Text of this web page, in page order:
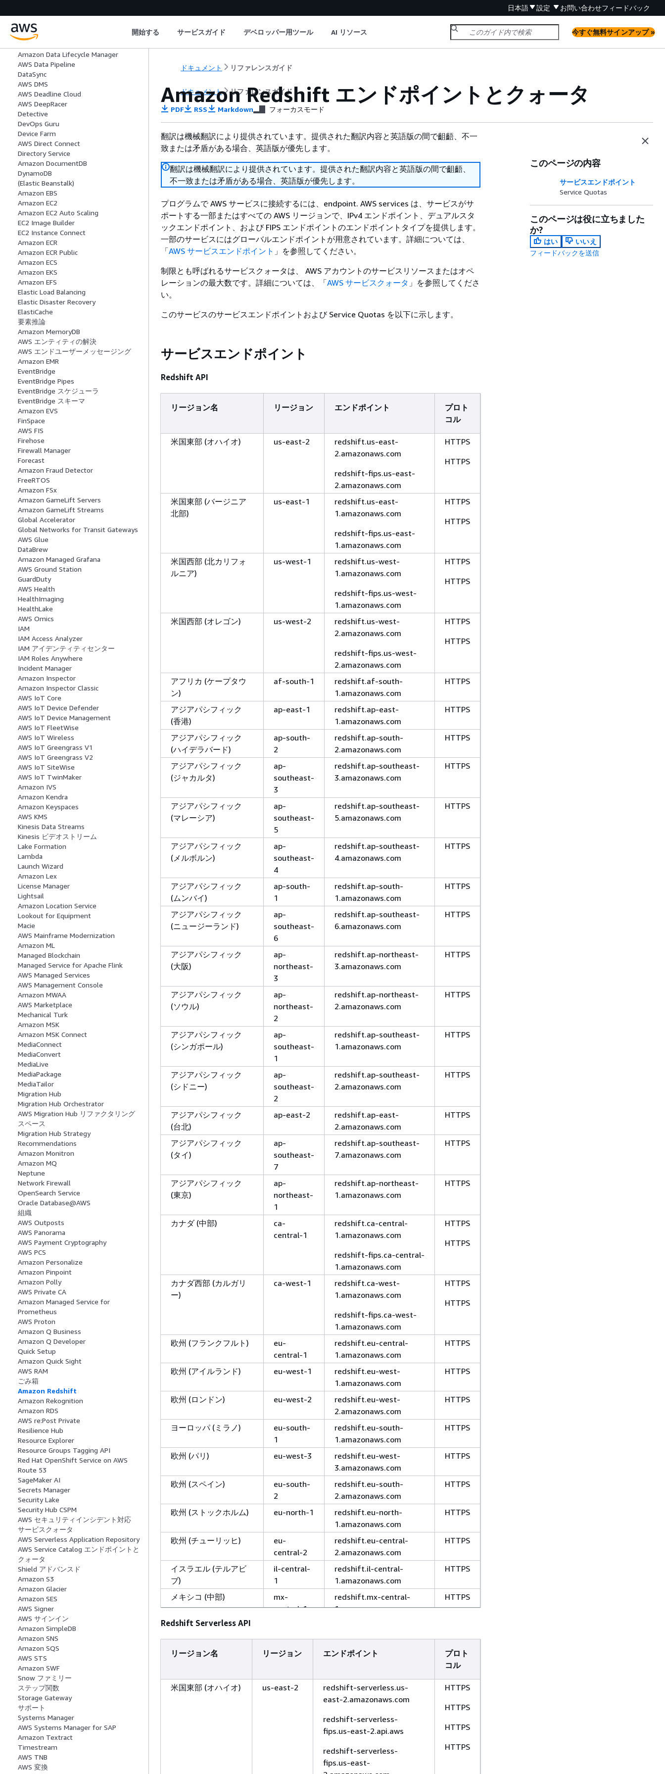
日本語 設定 お問い合わせフィードバック
開始する サービスガイド デベロッパー用ツール AI リソース 今すぐ無料サインアップ »
接続ヘルス
AWS Control Tower
AWS データ交換
Amazon Data Lifecycle Manager
AWS Data Pipeline
DataSync
AWS DMS
AWS Deadline Cloud
AWS DeepRacer
Detective
DevOps Guru
Device Farm
AWS Direct Connect
Directory Service
Amazon DocumentDB
DynamoDB
(Elastic Beanstalk)
Amazon EBS
Amazon EC2
Amazon EC2 Auto Scaling
EC2 Image Builder
EC2 Instance Connect
Amazon ECR
Amazon ECR Public
Amazon ECS
Amazon EKS
Amazon EFS
Elastic Load Balancing
Elastic Disaster Recovery
ElastiCache
要素推論
Amazon MemoryDB
AWS エンティティの解決
AWS エンドユーザーメッセージング
Amazon EMR
EventBridge
EventBridge Pipes
EventBridge スケジューラ
EventBridge スキーマ
Amazon EVS
FinSpace
AWS FIS
Firehose
Firewall Manager
Forecast
Amazon Fraud Detector
FreeRTOS
Amazon FSx
Amazon GameLift Servers
Amazon GameLift Streams
Global Accelerator
Global Networks for Transit Gateways
AWS Glue
DataBrew
Amazon Managed Grafana
AWS Ground Station
GuardDuty
AWS Health
HealthImaging
HealthLake
AWS Omics
IAM
IAM Access Analyzer
IAM アイデンティティセンター
IAM Roles Anywhere
Incident Manager
Amazon Inspector
Amazon Inspector Classic
AWS IoT Core
AWS IoT Device Defender
AWS IoT Device Management
AWS IoT FleetWise
AWS IoT Wireless
AWS IoT Greengrass V1
AWS IoT Greengrass V2
AWS IoT SiteWise
AWS IoT TwinMaker
Amazon IVS
Amazon Kendra
Amazon Keyspaces
AWS KMS
Kinesis Data Streams
Kinesis ビデオストリーム
Lake Formation
Lambda
Launch Wizard
Amazon Lex
License Manager
Lightsail
Amazon Location Service
Lookout for Equipment
Macie
AWS Mainframe Modernization
Amazon ML
Managed Blockchain
Managed Service for Apache Flink
AWS Managed Services
AWS Management Console
Amazon MWAA
AWS Marketplace
Mechanical Turk
Amazon MSK
Amazon MSK Connect
MediaConnect
MediaConvert
MediaLive
MediaPackage
MediaTailor
Migration Hub
Migration Hub Orchestrator
AWS Migration Hub リファクタリング
スペース
Migration Hub Strategy
Recommendations
Amazon Monitron
Amazon MQ
Neptune
Network Firewall
OpenSearch Service
Oracle Database@AWS
組織
AWS Outposts
AWS Panorama
AWS Payment Cryptography
AWS PCS
Amazon Personalize
Amazon Pinpoint
Amazon Polly
AWS Private CA
Amazon Managed Service for
Prometheus
AWS Proton
Amazon Q Business
Amazon Q Developer
Quick Setup
Amazon Quick Sight
AWS RAM
ごみ箱
Amazon Redshift
Amazon Rekognition
Amazon RDS
AWS re:Post Private
Resilience Hub
Resource Explorer
Resource Groups Tagging API
Red Hat OpenShift Service on AWS
Route 53
SageMaker AI
Secrets Manager
Security Lake
Security Hub CSPM
AWS セキュリティインシデント対応
サービスクォータ
AWS Serverless Application Repository
AWS Service Catalog エンドポイントと
クォータ
Shield アドバンスド
Amazon S3
Amazon Glacier
Amazon SES
AWS Signer
AWS サインイン
Amazon SimpleDB
Amazon SNS
Amazon SQS
AWS STS
Amazon SWF
Snow ファミリー
ステップ関数
Storage Gateway
サポート
Systems Manager
AWS Systems Manager for SAP
Amazon Textract
Timestream
AWS TNB
AWS 変換
ドキュメント リファレンスガイド
ドキュメント リファレンスガイド
Amazon Redshift エンドポイントとクォータ
PDF RSS Markdown フォーカスモード
翻訳は機械翻訳により提供されています。提供された翻訳内容と英語版の間で齟齬、不一
致または矛盾がある場合、英語版が優先します。
翻訳は機械翻訳により提供されています。提供された翻訳内容と英語版の間で齟齬、
不一致または矛盾がある場合、英語版が優先します。
プログラムで AWS サービスに接続するには、endpoint. AWS services は、サービスがサ
ポートする一部またはすべての AWS リージョンで、IPv4 エンドポイント、デュアルスタ
ックエンドポイント、および FIPS エンドポイントのエンドポイントタイプを提供します。
一部のサービスにはグローバルエンドポイントが用意されています。詳細については、
「AWS サービスエンドポイント 」を参照してください。
制限とも呼ばれるサービスクォータは、 AWS アカウントのサービスリソースまたはオペ
レーションの最大数です。詳細については、「AWS サービスクォータ 」を参照してくださ
い。
このサービスのサービスエンドポイントおよび Service Quotas を以下に示します。
サービスエンドポイント
Redshift API
リージョン名 リージョン エンドポイント
プロト
コル
米国東部 (オハイオ) us-east-2
redshift.us-east-
2.amazonaws.com
redshift-fips.us-east-
2.amazonaws.com
HTTPS
HTTPS
米国東部 (バージニア
北部)
us-east-1
redshift.us-east-
1.amazonaws.com
redshift-fips.us-east-
1.amazonaws.com
HTTPS
HTTPS
米国西部 (北カリフォ
ルニア)
us-west-1
redshift.us-west-
1.amazonaws.com
redshift-fips.us-west-
1.amazonaws.com
HTTPS
HTTPS
米国西部 (オレゴン) us-west-2
redshift.us-west-
2.amazonaws.com
redshift-fips.us-west-
2.amazonaws.com
HTTPS
HTTPS
アフリカ (ケープタウ
ン)
af-south-1
redshift.af-south-
1.amazonaws.com
HTTPS
アジアパシフィック
(香港)
ap-east-1
redshift.ap-east-
1.amazonaws.com
HTTPS
アジアパシフィック
(ハイデラバード)
ap-south-
2
redshift.ap-south-
2.amazonaws.com
HTTPS
アジアパシフィック
(ジャカルタ)
ap-
southeast-
3
redshift.ap-southeast-
3.amazonaws.com
HTTPS
アジアパシフィック
(マレーシア)
ap-
southeast-
5
redshift.ap-southeast-
5.amazonaws.com
HTTPS
アジアパシフィック
(メルボルン)
ap-
southeast-
4
redshift.ap-southeast-
4.amazonaws.com
HTTPS
アジアパシフィック
(ムンバイ)
ap-south-
1
redshift.ap-south-
1.amazonaws.com
HTTPS
アジアパシフィック
(ニュージーランド)
ap-
southeast-
6
redshift.ap-southeast-
6.amazonaws.com
HTTPS
アジアパシフィック
(大阪)
ap-
northeast-
3
redshift.ap-northeast-
3.amazonaws.com
HTTPS
アジアパシフィック
(ソウル)
ap-
northeast-
2
redshift.ap-northeast-
2.amazonaws.com
HTTPS
アジアパシフィック
(シンガポール)
ap-
southeast-
1
redshift.ap-southeast-
1.amazonaws.com
HTTPS
アジアパシフィック
(シドニー)
ap-
southeast-
2
redshift.ap-southeast-
2.amazonaws.com
HTTPS
アジアパシフィック
(台北)
ap-east-2
redshift.ap-east-
2.amazonaws.com
HTTPS
アジアパシフィック
(タイ)
ap-
southeast-
7
redshift.ap-southeast-
7.amazonaws.com
HTTPS
アジアパシフィック
(東京)
ap-
northeast-
1
redshift.ap-northeast-
1.amazonaws.com
HTTPS
カナダ (中部)
ca-
central-1
redshift.ca-central-
1.amazonaws.com
redshift-fips.ca-central-
1.amazonaws.com
HTTPS
HTTPS
カナダ西部 (カルガリ
ー)
ca-west-1
redshift.ca-west-
1.amazonaws.com
redshift-fips.ca-west-
1.amazonaws.com
HTTPS
HTTPS
欧州 (フランクフルト)
eu-
central-1
redshift.eu-central-
1.amazonaws.com
HTTPS
欧州 (アイルランド) eu-west-1
redshift.eu-west-
1.amazonaws.com
HTTPS
欧州 (ロンドン) eu-west-2
redshift.eu-west-
2.amazonaws.com
HTTPS
ヨーロッパ (ミラノ)
eu-south-
1
redshift.eu-south-
1.amazonaws.com
HTTPS
欧州 (パリ) eu-west-3
redshift.eu-west-
3.amazonaws.com
HTTPS
欧州 (スペイン)
eu-south-
2
redshift.eu-south-
2.amazonaws.com
HTTPS
欧州 (ストックホルム) eu-north-1
redshift.eu-north-
1.amazonaws.com
HTTPS
欧州 (チューリッヒ)
eu-
central-2
redshift.eu-central-
2.amazonaws.com
HTTPS
イスラエル (テルアビ
ブ)
il-central-
1
redshift.il-central-
1.amazonaws.com
HTTPS
メキシコ (中部)
mx-
central-1
redshift.mx-central-
1.amazonaws.com
HTTPS
中東 (バーレーン)
1
1.amazonaws.com
中東 (アラブ首長国連
me-
redshift.me-central-
HTTPS
南米 (サンパウロ) sa-east-1
redshift.sa-east-
1.amazonaws.com
HTTPS
1.amazonaws.com
east-1.api.aws
HTTPS
HTTPS
Redshift Serverless API
リージョン名 リージョン エンドポイント
プロト
コル
米国東部 (オハイオ) us-east-2
redshift-serverless.us-
east-2.amazonaws.com
redshift-serverless-
fips.us-east-2.api.aws
redshift-serverless-
fips.us-east-
HTTPS
HTTPS
HTTPS
HTTPS
このページの内容
サービスエンドポイント
Service Quotas
このページは役に立ちました
か?
はい
いいえ
フィードバックを送信